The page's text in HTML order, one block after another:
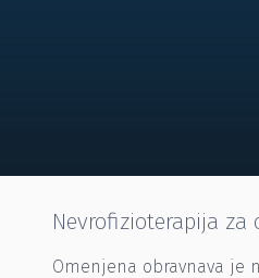
Nevrofizioterapija za
Omenjena obravnava je